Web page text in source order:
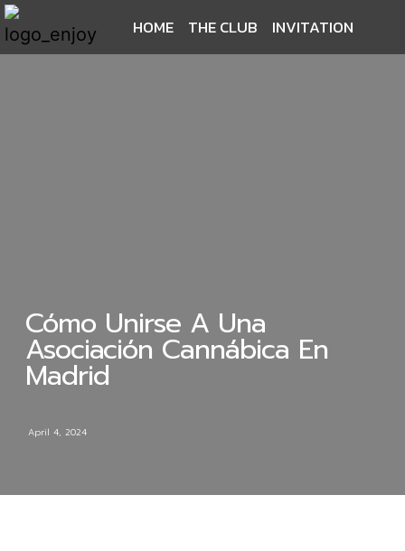
HOME THE CLUB INVITATION
Cómo Unirse A Una
Asociación Cannábica En
Madrid
April 4, 2024